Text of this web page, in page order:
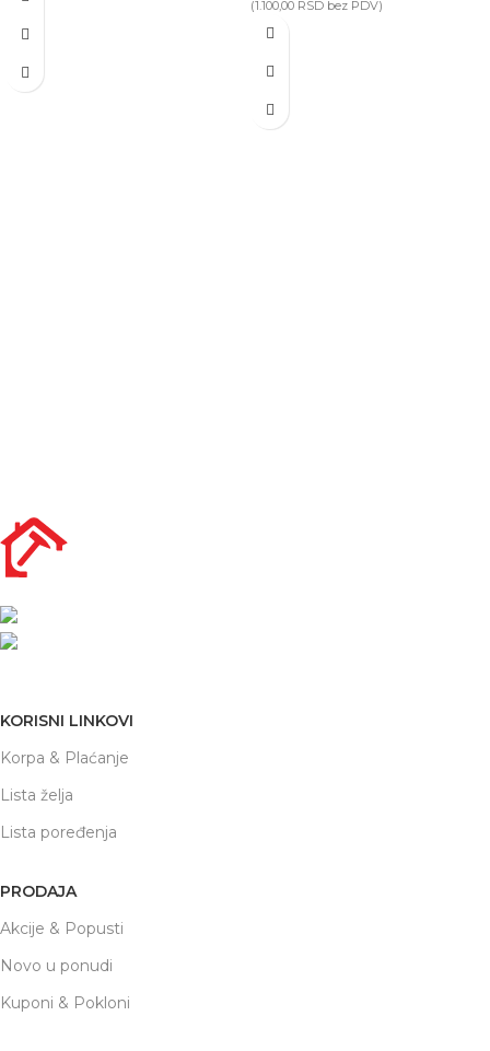
(1.100,00 RSD bez PDV)
KORISNI LINKOVI
Korpa & Plaćanje
Lista želja
Lista poređenja
PRODAJA
Akcije & Popusti
Novo u ponudi
Kuponi & Pokloni